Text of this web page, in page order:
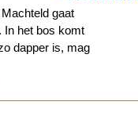
gaat
In het bos komt
dapper is, mag